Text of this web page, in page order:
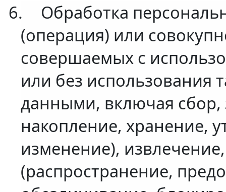
6.
Обработка
(операция) или
совершаемых с
или без использования
данными, включая сбор,
накопление, хранение,
изменение),
(распространение,